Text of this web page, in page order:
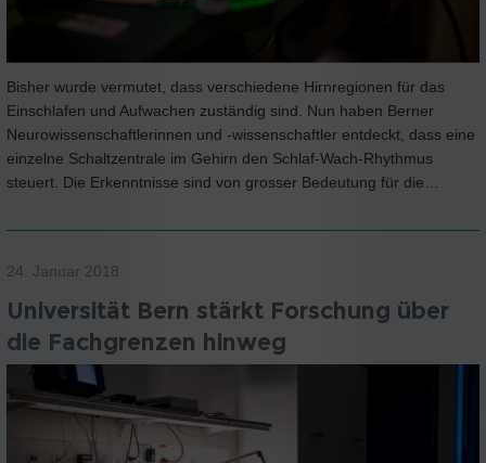
Bisher wurde vermutet, dass verschiedene Hirnregionen für das
Einschlafen und Aufwachen zuständig sind. Nun haben Berner
Neurowissenschaftlerinnen und -wissenschaftler entdeckt, dass eine
einzelne Schaltzentrale im Gehirn den Schlaf-Wach-Rhythmus
steuert. Die Erkenntnisse sind von grosser Bedeutung für die…
24. Januar 2018
Universität Bern stärkt Forschung über
die Fachgrenzen hinweg